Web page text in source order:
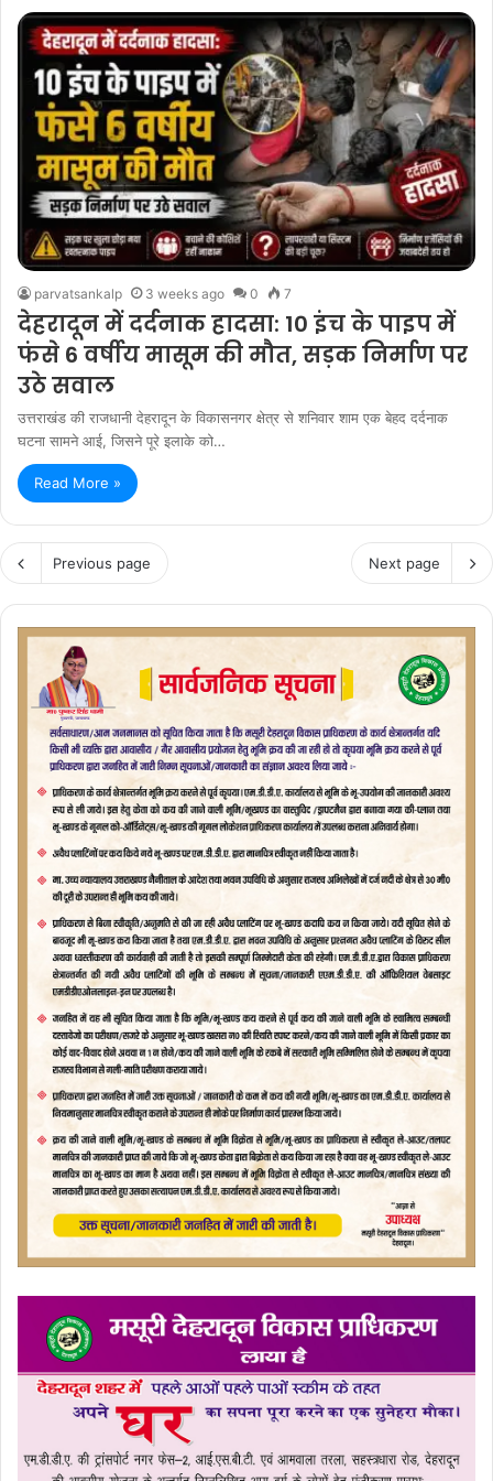
parvatsankalp 3 weeks ago 0 7
देहरादून में दर्दनाक हादसा: 10 इंच के पाइप में
फंसे 6 वर्षीय मासूम की मौत, सड़क निर्माण पर
उठे सवाल
उत्तराखंड की राजधानी देहरादून के विकासनगर क्षेत्र से शनिवार शाम एक बेहद दर्दनाक
घटना सामने आई, जिसने पूरे इलाके को…
Read More »
Previous page Next page